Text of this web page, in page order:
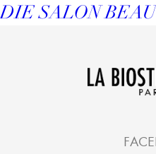
DIE SALON